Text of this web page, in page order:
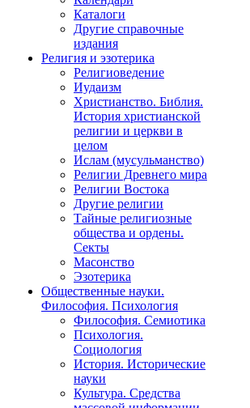
Каталоги
Другие справочные
издания
Религия и эзотерика
Религиоведение
Иудаизм
Христианство. Библия.
История христианской
религии и церкви в
целом
Ислам (мусульманство)
Религии Древнего мира
Религии Востока
Другие религии
Тайные религиозные
общества и ордены.
Секты
Масонство
Эзотерика
Общественные науки.
Философия. Психология
Философия. Семиотика
Психология.
Социология
История. Исторические
науки
Культура. Средства